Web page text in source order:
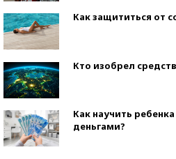
Как защититься от
Кто изобрел
Как научить
деньгами?